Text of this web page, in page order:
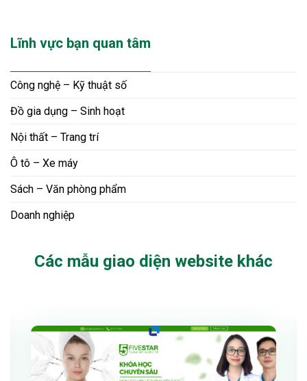
Lĩnh vực bạn quan tâm
Công nghệ – Kỹ thuật số
Đồ gia dụng – Sinh hoạt
Nội thất – Trang trí
Ô tô – Xe máy
Sách – Văn phòng phẩm
Doanh nghiệp
Các mẫu giao diện website khác
Chi tiết